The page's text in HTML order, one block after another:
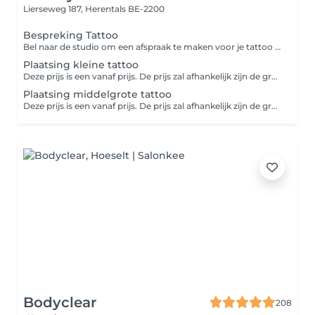
Lierseweg 187, Herentals BE-2200
Bespreking Tattoo
Bel naar de studio om een afspraak te maken voor je tattoo te bespreken.
Plaatsing kleine tattoo
Deze prijs is een vanaf prijs. De prijs zal afhankelijk zijn de grootte en de details van je tattoo.
Plaatsing middelgrote tattoo
Deze prijs is een vanaf prijs. De prijs zal afhankelijk zijn de grootte en de details van je tattoo.
Bodyclear
208